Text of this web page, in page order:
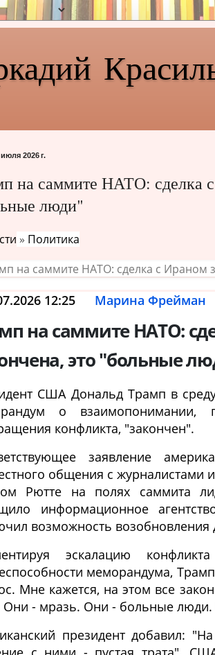
2026 г.
на саммите НАТО: сделка
люди"
» Политика
12:25 Марина Фрейман
на саммите НАТО:
это "больные
США Дональд Трамп в
о
конфликта, "закончен".
заявление
общения с журналистами
Рютте на полях саммита
информационное
возможность возобновления
эскалацию
меморандума,
Мне кажется, на этом все
Они - мразь. Они - больные
президент добавил: